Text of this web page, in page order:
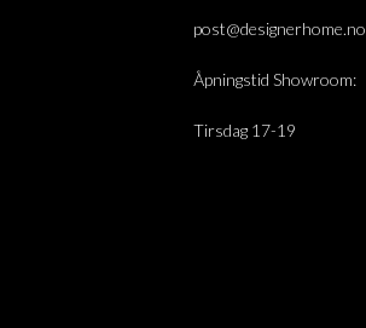
post@designerhome.no
Åpningstid Showroom:
Tirsdag 17-19